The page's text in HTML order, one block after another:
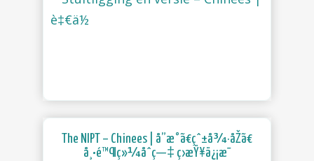
The NIPT – Chinees | å”æ°ã€çˆ±å¾·åŽã€
å¸•é™¶ç»¼åˆç—‡ ç­›æŸ¥ä¿¡æ¯